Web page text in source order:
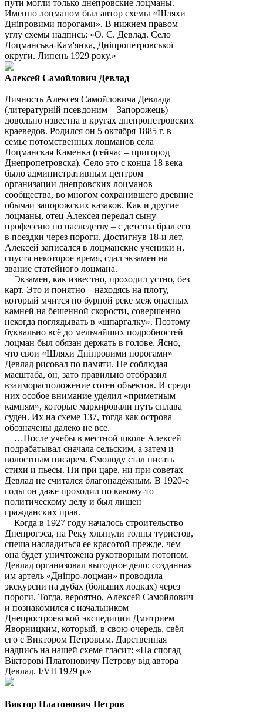
пути могли только днепровские лоцманы.
Именно лоцманом был автор схемы «Шляхи
Днiпровими порогами». В нижнем правом
углу схемы надпись: «О. С. Девлад. Село
Лоцманська-Кам'янка, Дніпропетровської
округи. Липень 1929 року.»
Алексей Самойлович Девлад
Личность Алексея Самойловича Девлада
(литературній псевдоним – Запорожець)
довольно известна в кругах днепропетровских
краеведов. Родился он 5 октября 1885 г. в
семье потомственных лоцманов села
Лоцманская Каменка (сейчас – пригород
Днепропетровска). Село это с конца 18 века
было административным центром
организации днепровских лоцманов –
сообщества, во многом сохранившего древние
обычаи запорожских казаков. Как и другие
лоцманы, отец Алексея передал сыну
профессию по наследству – с детства брал его
в поездки через пороги. Достигнув 18-и лет,
Алексей записался в лоцманские ученики и,
спустя некоторое время, сдал экзамен на
звание статейного лоцмана.
Экзамен, как известно, проходил устно, без
карт. Это и понятно – находясь на плоту,
который мчится по бурной реке меж опасных
камней на бешенной скорости, совершенно
некогда поглядывать в «шпаргалку». Поэтому
буквально всё до мельчайших подробностей
лоцман был обязан держать в голове. Ясно,
что свои «Шляхи Дніпровими порогами»
Девлад рисовал по памяти. Не соблюдая
масштаба, он, зато правильно отобразил
взаиморасположение сотен объектов. И среди
них особое внимание уделил «приметным
камням», которые маркировали путь сплава
суден. Их на схеме 137, тогда как острова
обозначены далеко не все.
…После учебы в местной школе Алексей
подрабатывал сначала сельским, а затем и
волостным писарем. Смолоду стал писать
стихи и пьесы. Ни при царе, ни при советах
Девлад не считался благонадёжным. В 1920-е
годы он даже проходил по какому-то
политическому делу и был лишен
гражданских прав.
Когда в 1927 году началось строительство
Днепрогэса, на Реку хлынули толпы туристов,
спеша насладиться ее красотой прежде, чем
она будет уничтожена рукотворным потопом.
Девлад организовал выгодное дело: созданная
им артель «Днiпро-лоцман» проводила
экскурсии на дубах (больших лодках) через
пороги. Тогда, вероятно, Алексей Самойлович
и познакомился с начальником
Днепростроевской экспедиции Дмитрием
Яворницким, который, в свою очередь, свёл
его с Виктором Петровым. Дарственная
надпись на нашей схеме гласит: «На спогад
Вікторові Платоновичу Петрову від автора
Девлад. І/VII 1929 р.»
Виктор Платонович Петров